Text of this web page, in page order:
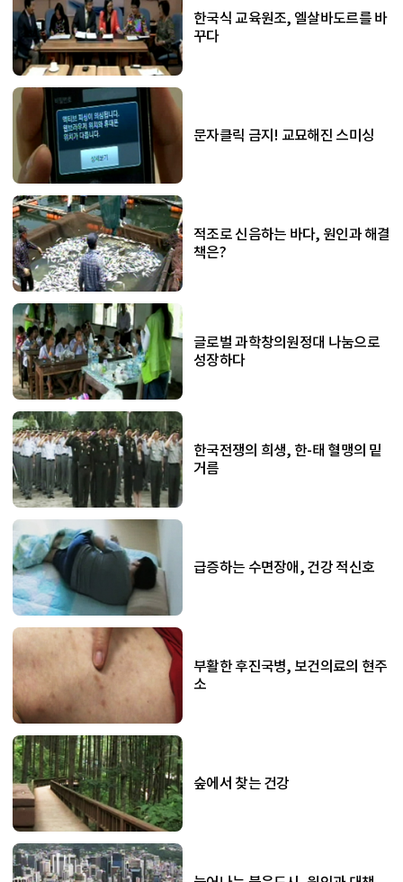
한국식 교육원조, 엘살바도르를 바
꾸다
문자클릭 금지! 교묘해진 스미싱
적조로 신음하는 바다, 원인과 해결
책은?
글로벌 과학창의원정대 나눔으로
성장하다
한국전쟁의 희생, 한-태 혈맹의 밑
거름
급증하는 수면장애, 건강 적신호
부활한 후진국병, 보건의료의 현주
소
숲에서 찾는 건강